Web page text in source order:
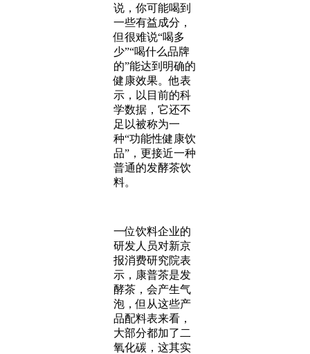
说，你可能喝到
一些有益成分，
但很难说“喝多
少”“喝什么品牌
的”能达到明确的
健康效果。他表
示，以目前的科
学数据，它还不
足以被称为一
种“功能性健康饮
品”，更接近一种
普通的发酵茶饮
料。
一位饮料企业的
研发人员对新京
报消费研究院表
示，康普茶是发
酵茶，会产生气
泡，但从这些产
品配料表来看，
大部分都加了二
氧化碳，这其实